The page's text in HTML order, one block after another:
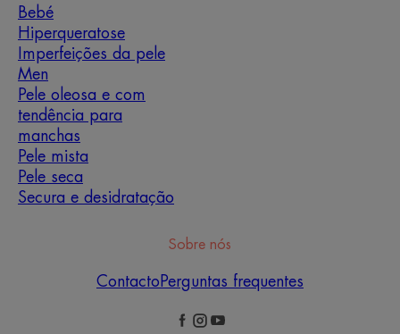
Bebé
Hiperqueratose
Imperfeições da pele
Men
Pele oleosa e com
tendência para
manchas
Pele mista
Pele seca
Secura e desidratação
Sobre nós
Contacto Perguntas frequentes